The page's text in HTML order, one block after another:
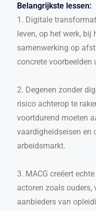
Belangrijkste lessen:
1. Digitale
leven, op het werk, bij
samenwerking op
concrete voorbeelden
2. Degenen zonder
risico achterop te
voortdurend moeten
vaardigheidseisen en
arbeidsmarkt.
3. MACG creëert
actoren zoals ouders,
aanbieders van